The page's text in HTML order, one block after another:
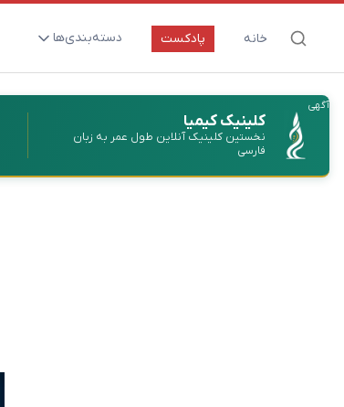
خانه پادکست دسته‌بندی‌ها
ارتقای سلامت و طول عمر
بیماری‌ها و پاتوژن‌ها
تغذیه و مکمل‌ها
آگهی
کلینیک کیمیا
نخستین کلینیک آنلاین طول عمر به زبان
فارسی